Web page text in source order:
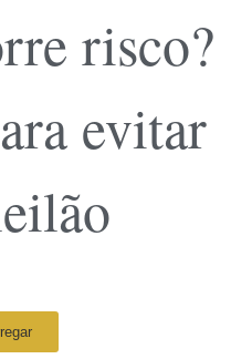
risco?
evitar